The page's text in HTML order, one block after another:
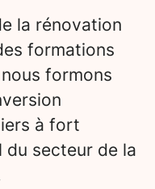
la rénovation
formations
formons
à fort
du secteur de la